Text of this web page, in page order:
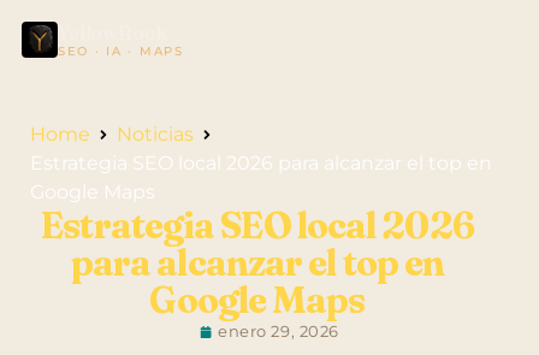
SEO · IA · MAPS
Home
Noticias
Estrategia SEO local 2026 para alcanzar el top en
Google Maps
Estrategia SEO local 2026
para alcanzar el top en
Google Maps
enero 29, 2026